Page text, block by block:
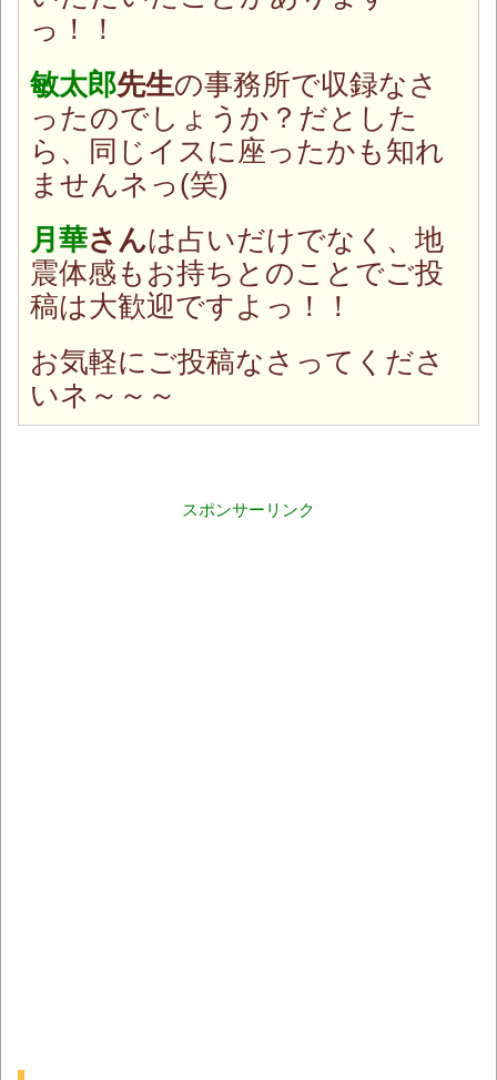
っ！！
敏太郎先生の事務所で収録なさ
ったのでしょうか？だとした
ら、同じイスに座ったかも知れ
ませんネっ(笑)
月華さんは占いだけでなく、地
震体感もお持ちとのことでご投
稿は大歓迎ですよっ！！
お気軽にご投稿なさってくださ
いネ～～～
スポンサーリンク